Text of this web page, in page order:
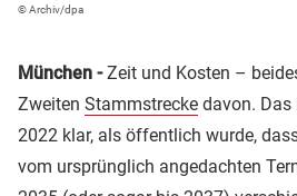
© Archiv/dpa
München -Zeit und Kosten –
Zweiten Stammstrecke davon.
2022 klar, als öffentlich wurde,
vom ursprünglich angedachten